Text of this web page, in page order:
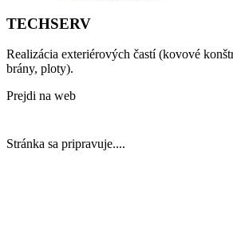
TECHSERV
Realizácia exteriérových častí (kovové
brány, ploty).
Prejdi na web
Stránka sa pripravuje....